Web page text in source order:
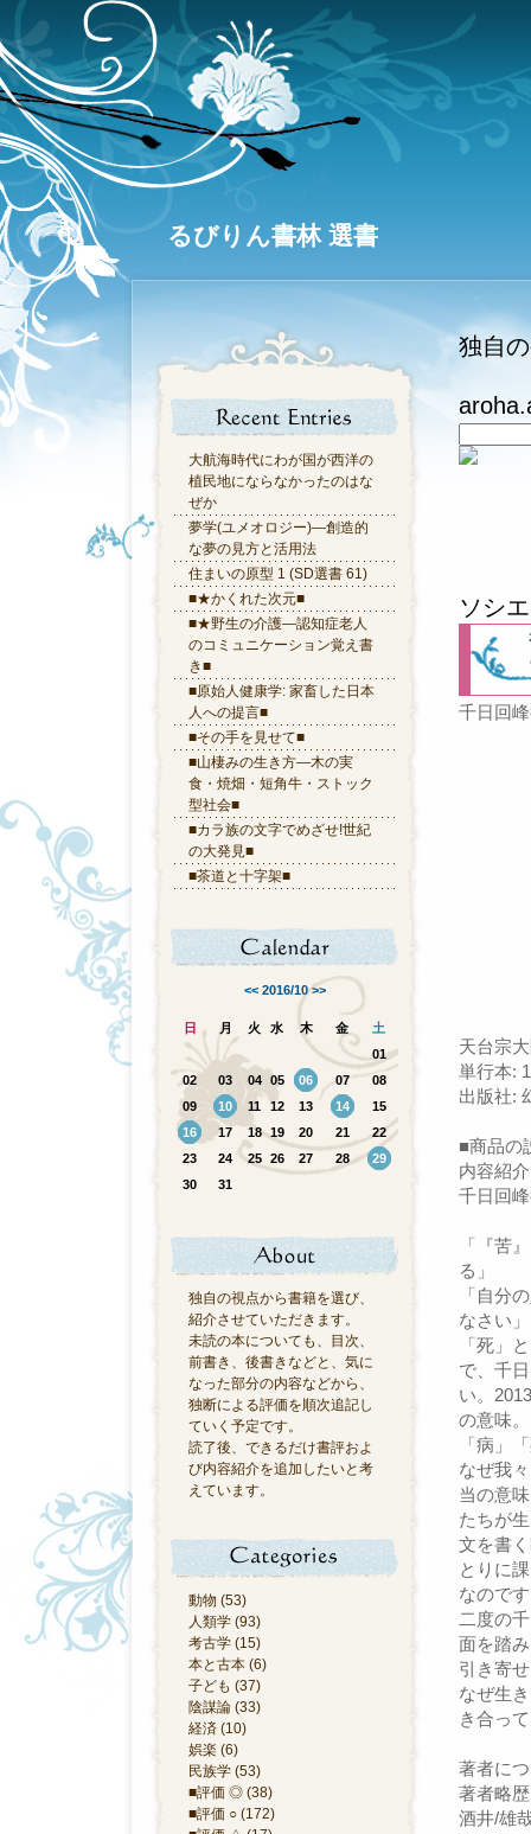
るびりん書林 選書
大航海時代にわが国が西洋の
植民地にならなかったのはな
ぜか
夢学(ユメオロジー)―創造的
な夢の見方と活用法
住まいの原型 1 (SD選書 61)
■★かくれた次元■
■★野生の介護―認知症老人
のコミュニケーション覚え書
き■
■原始人健康学: 家畜した日本
人への提言■
■その手を見せて■
■山棲みの生き方―木の実
食・焼畑・短角牛・ストック
型社会■
■カラ族の文字でめざせ!世紀
の大発見■
■茶道と十字架■
<< 2016/10 >>
日 月 火 水 木 金
土
01
02
03 04 05 06 07
08
09
10 11 12 13 14
15
16
17 18 19 20 21
22
23
24 25 26 27 28
29
30
31
独自の視点から書籍を選び、
紹介させていただきます。
未読の本についても、目次、
前書き、後書きなどと、気に
なった部分の内容などから、
独断による評価を順次追記し
ていく予定です。
読了後、できるだけ書評およ
び内容紹介を追加したいと考
えています。
動物 (53)
人類学 (93)
考古学 (15)
本と古本 (6)
子ども (37)
陰謀論 (33)
経済 (10)
娯楽 (6)
民族学 (53)
■評価 ◎ (38)
■評価 ○ (172)
独自
ソシ
千日回
天台宗
単行本:
出版社:
■商品の
内容紹介
千日回
「『苦
る」
「自分
なさい」
「死」
で、千
い。
の意味
「病」
なぜ我
当の意
たちが
文を書
とりに
なので
二度の
面を踏
引き寄
なぜ生
き合っ
著者に
著者略
酒井/雄